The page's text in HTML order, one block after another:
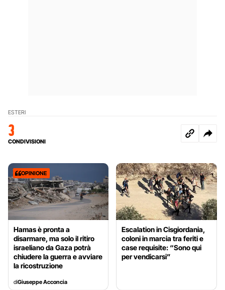
ESTERI
3
CONDIVISIONI
OPINIONE
Hamas è pronta a
disarmare, ma solo il ritiro
israeliano da Gaza potrà
chiudere la guerra e avviare
la ricostruzione
diGiuseppe Acconcia
Escalation in Cisgiordania,
coloni in marcia tra feriti e
case requisite: “Sono qui
per vendicarsi”